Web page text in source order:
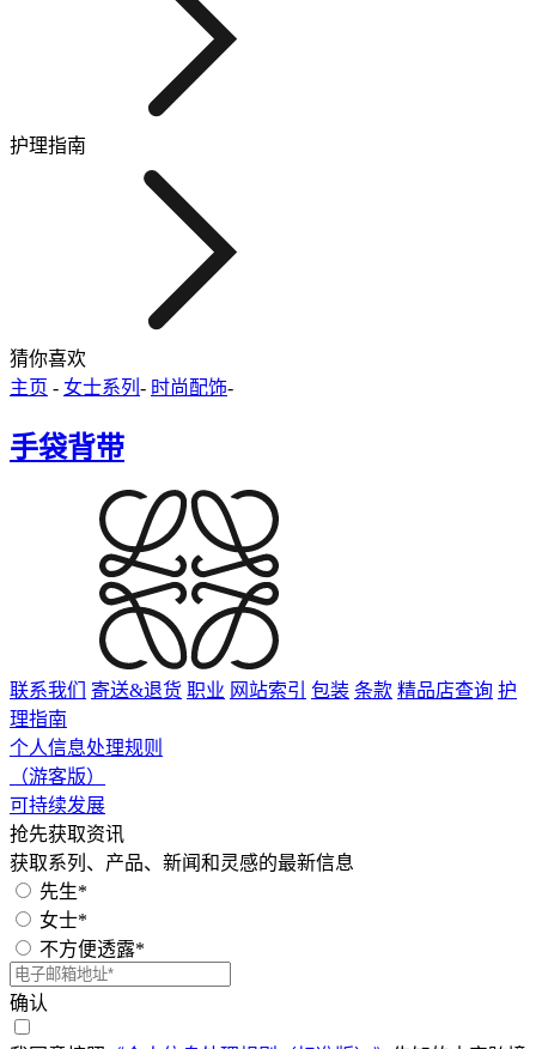
护理指南
猜你喜欢
主页 - 女士系列 - 时尚配饰-
手袋背带
联系我们 寄送&退货 职业 网站索引 包装 条款 精品店查询 护
理指南
个人信息处理规则
（游客版）
可持续发展
抢先获取资讯
获取系列、产品、新闻和灵感的最新信息
先生*
女士*
不方便透露*
确认